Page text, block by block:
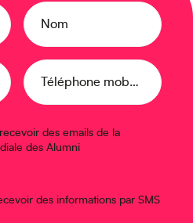
Nom
Téléphone mobile
des emails de la
des Alumni
des informations par SMS